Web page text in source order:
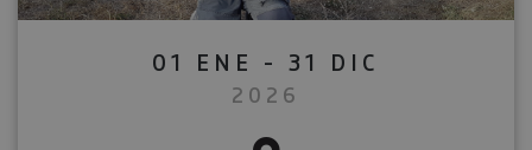
01 ENE - 31 DIC
2026